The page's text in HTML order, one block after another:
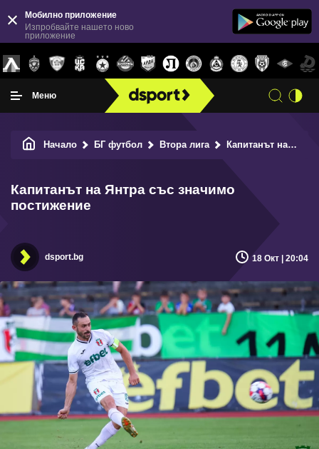
Мобилно приложение
Изпробвайте нашето ново
приложение
Меню
Начало БГ футбол Втора лига Капитанът на Янтра със значимо постижение
Капитанът на Янтра със значимо
постижение
dsport.bg 18 Окт | 20:04